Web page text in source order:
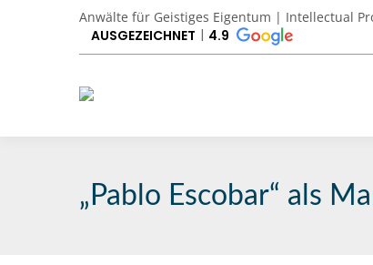
Anwälte für Geistiges Eigentum | Intellectual
AUSGEZEICHNET 4.9
„Pablo Escobar“ als